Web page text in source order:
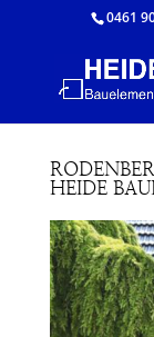
0461
HEIDE